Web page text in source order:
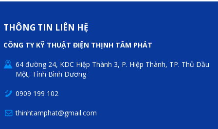
THÔNG TIN LIÊN HỆ
CÔNG TY KỸ THUẬT ĐIỆN THỊNH TÂM PHÁT
64 đường 24, KDC Hiệp Thành 3, P. Hiệp Thành, TP. Thủ Dầu
Một, Tỉnh Bình Dương
0909 199 102
thinhtamphat@gmail.com